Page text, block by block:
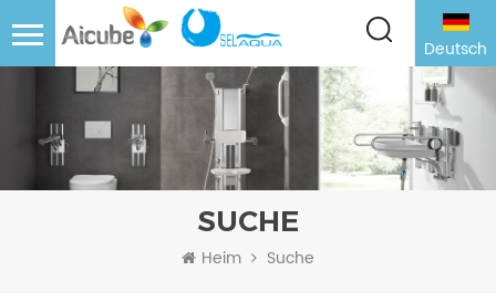
Deutsch
SUCHE
Heim Suche